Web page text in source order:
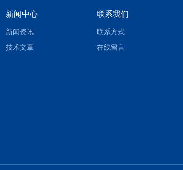
新闻中心
新闻资讯
技术文章
联系我们
联系方式
在线留言